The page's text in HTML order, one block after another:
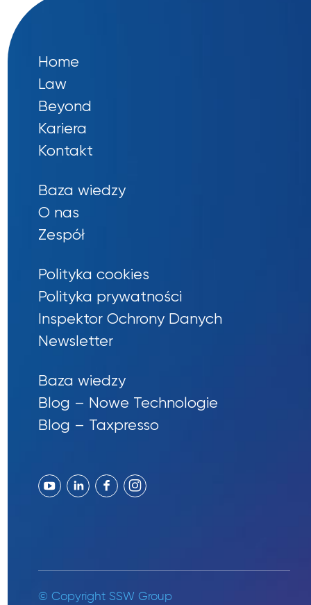
Home
Law
Beyond
Kariera
Kontakt
Baza wiedzy
O nas
Zespół
Polityka cookies
Polityka prywatności
Inspektor Ochrony Danych
Newsletter
Baza wiedzy
Blog – Nowe Technologie
Blog – Taxpresso
© Copyright SSW Group